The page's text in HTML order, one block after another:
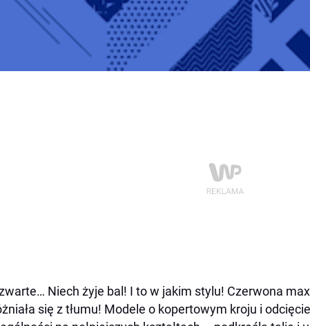
Niech żyje bal! I to w jakim stylu! Czerwona
się z tłumu! Modele o kopertowym kroju i